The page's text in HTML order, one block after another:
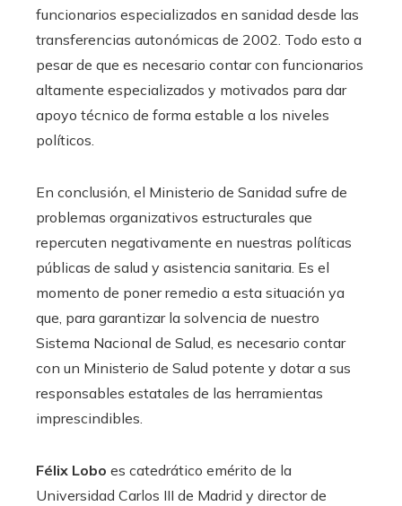
funcionarios especializados en sanidad desde las
transferencias autonómicas de 2002. Todo esto a
pesar de que es necesario contar con funcionarios
altamente especializados y motivados para dar
apoyo técnico de forma estable a los niveles
políticos.
En conclusión, el Ministerio de Sanidad sufre de
problemas organizativos estructurales que
repercuten negativamente en nuestras políticas
públicas de salud y asistencia sanitaria. Es el
momento de poner remedio a esta situación ya
que, para garantizar la solvencia de nuestro
Sistema Nacional de Salud, es necesario contar
con un Ministerio de Salud potente y dotar a sus
responsables estatales de las herramientas
imprescindibles.
Félix Lobo es catedrático emérito de la
Universidad Carlos III de Madrid y director de